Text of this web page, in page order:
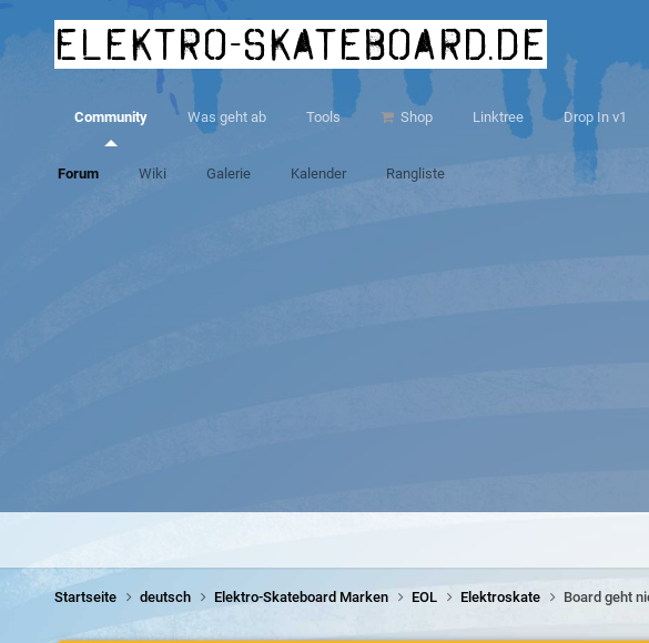
elektro-skateboard.de
Community
Forum Wiki Galerie Kalender Rangliste
Was geht ab Tools Shop Linktree Drop In v1
Startseite deutsch Elektro-Skateboard Marken EOL Elektroskate Board geht